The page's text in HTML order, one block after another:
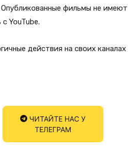
фильмы не
YouTube.
действия на своих
ЧИТАЙТЕ НАС У
ТЕЛЕГРАМ